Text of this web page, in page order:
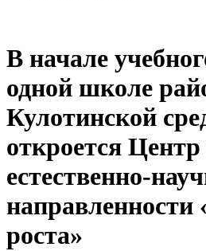
В начале
одной школе
Кулотинской
откроется
естественно-
направленности
роста»